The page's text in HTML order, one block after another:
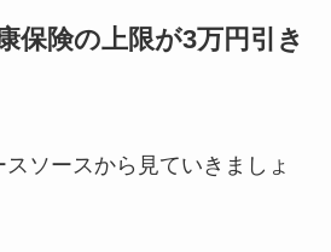
保険の上限が3万円引き
ソースから見ていきましょ